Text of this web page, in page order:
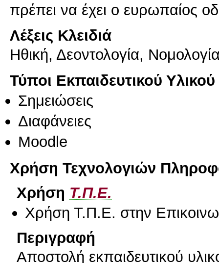
πρέπει να έχει ο ευρωπαίος
Λέξεις Κλειδιά
Ηθική, Δεοντολογία,
Τύποι Εκπαιδευτικού Υλικού
Σημειώσεις
Διαφάνειες
Moodle
Χρήση Τεχνολογιών
Χρήση Τ.Π.Ε.
Χρήση Τ.Π.Ε. στην
Περιγραφή
Αποστολή εκπαιδευτικού